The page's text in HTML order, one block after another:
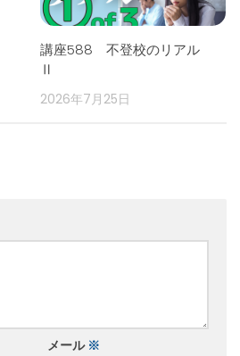
講座588 不登校のリアル
Ⅱ
2026年7月25日
メール ※